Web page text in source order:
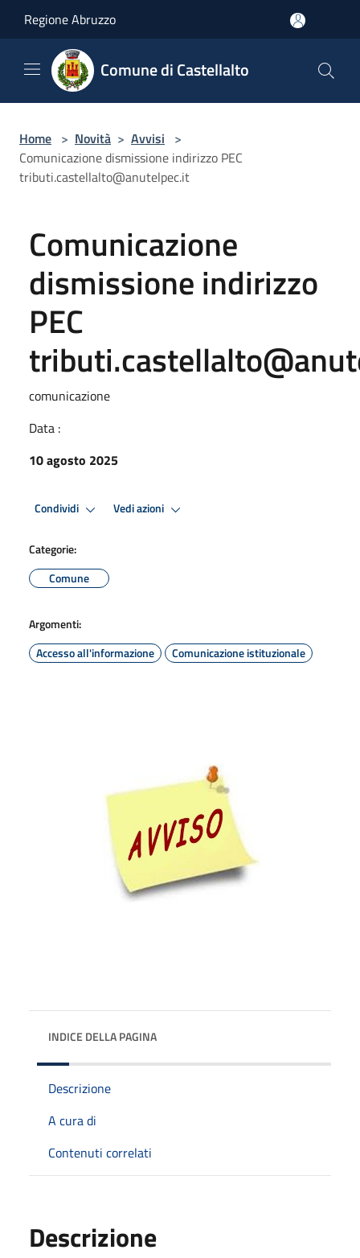
Regione Abruzzo
Comune di Castellalto
Home > Novità > Avvisi >
Comunicazione dismissione indirizzo PEC
tributi.castellalto@anutelpec.it
Comunicazione
dismissione indirizzo
PEC
comunicazione
Data :
10 agosto 2025
Condividi Vedi azioni
Categorie:
Comune
Argomenti:
Accesso all'informazione
Comunicazione istituzionale
INDICE DELLA PAGINA
Descrizione
A cura di
Contenuti correlati
Descrizione